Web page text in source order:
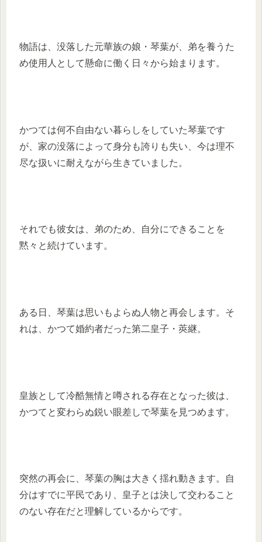
物語は、没落した元華族の娘・琴葉が、弟を養うた
め使用人として懸命に働く日々から始まります。
かつては何不自由ない暮らしをしていた琴葉です
が、家の没落によって身分も誇りも失い、今は理不
尽な扱いに耐えながら生きていました。
それでも彼女は、弟のため、自分にできることを
黙々と続けています。
ある日、琴葉は思いもよらぬ人物と再会します。そ
れは、かつて婚約者だった第二皇子・莢継。
皇族として冷酷無情と噂される存在となった彼は、
かつてと変わらぬ鋭い眼差しで琴葉を見つめます。
突然の再会に、琴葉の胸は大きく揺れ動きます。自
分はすでに平民であり、皇子とは決して交わること
のない存在だと理解しているからです。